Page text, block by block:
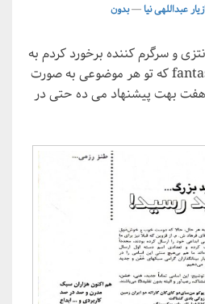
عبداللهی نیا—بدون
و سرگرم کننده برخورد کردم به
نام fantasynamegenerators که تو هر موضوعی به صورت
بهت پیشنهاد می ده حتی در